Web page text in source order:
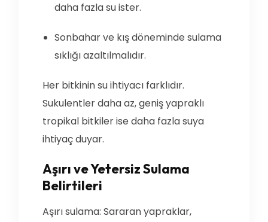
daha fazla su ister.
Sonbahar ve kış döneminde sulama
sıklığı azaltılmalıdır.
Her bitkinin su ihtiyacı farklıdır.
Sukulentler daha az, geniş yapraklı
tropikal bitkiler ise daha fazla suya
ihtiyaç duyar.
Aşırı ve Yetersiz Sulama
Belirtileri
Aşırı sulama: Sararan yapraklar,